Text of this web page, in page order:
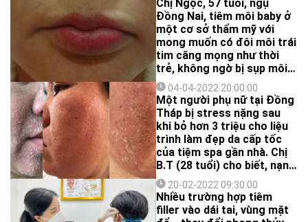
Chị Ngọc, 57 tuổi, ngụ
Đồng Nai, tiêm môi baby ở
một cơ sở thẩm mỹ với
mong muốn có đôi môi trái
tim căng mọng như thời
trẻ, không ngờ bị sụp môi
trên, môi dưới sưng cứng.
04-04-2022 20:00:00
Một người phụ nữ tại Đồng
Tháp bị stress nặng sau
khi bỏ hơn 3 triệu cho liệu
trình làm đẹp da cấp tốc
của tiệm spa gần nhà. Chị
B.T (28 tuổi) cho biết, nạn
nhân của làm đẹp da cấp
tốc là H. - chị gái mình. Chị
H. hiện là giáo viên ở miền
quê thuộc tỉnh Đồng Tháp.
20-02-2022 09:30:00
Nhiều trường hợp tiêm
filler vào dái tai, vùng mặt